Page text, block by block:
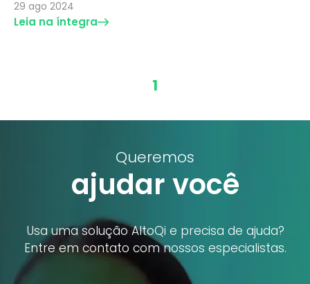
29 ago 2024
Leia na íntegra
1
Queremos
ajudar você
Usa uma solução AltoQi e precisa de ajuda?
Entre em contato com nossos especialistas.